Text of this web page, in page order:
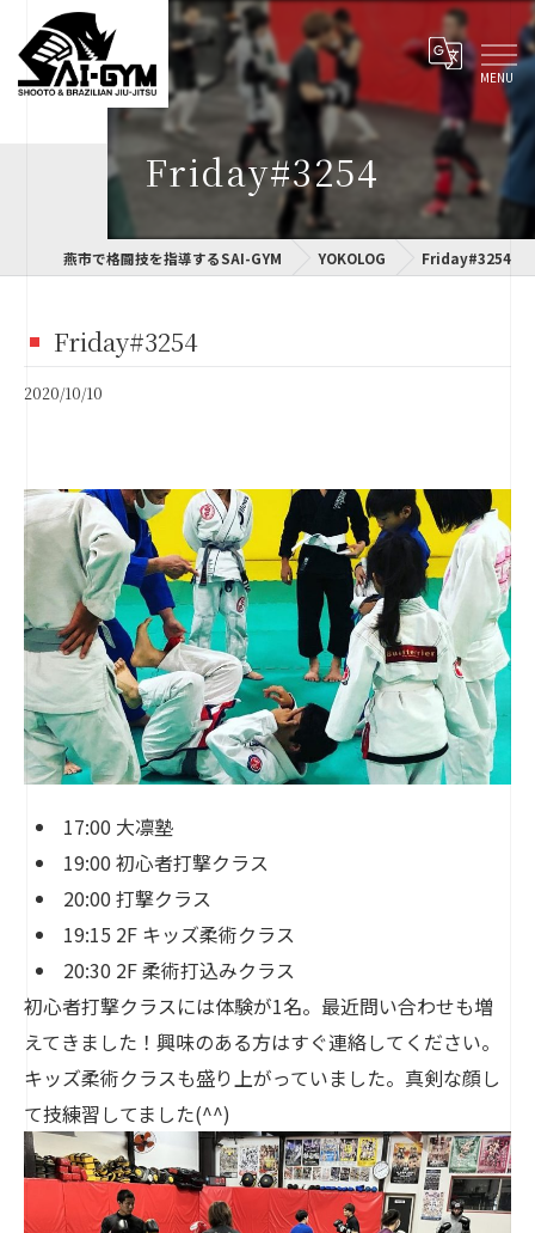
Friday#3254
燕市で格闘技を指導するSAI-GYM YOKOLOG Friday#3254
Friday#3254
2020/10/10
17:00 大凛塾
19:00 初心者打撃クラス
20:00 打撃クラス
19:15 2F キッズ柔術クラス
20:30 2F 柔術打込みクラス
初心者打撃クラスには体験が1名。最近問い合わせも増
えてきました！興味のある方はすぐ連絡してください。
キッズ柔術クラスも盛り上がっていました。真剣な顔し
て技練習してました(^^)